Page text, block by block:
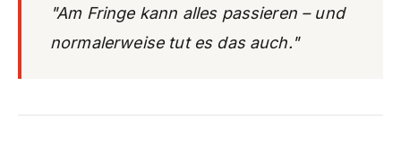
"Am Fringe kann alles passieren – und
normalerweise tut es das auch."